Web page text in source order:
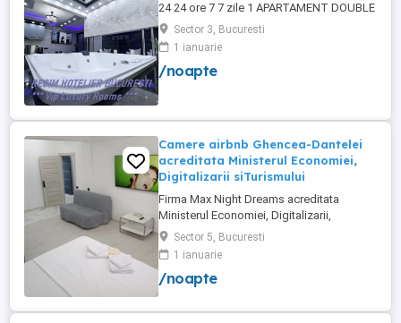
24 24 ore 7 7 zile 1 APARTAMENT DOUBLE
ROOMS de 5 stele Luxoasa cu un desing
unic si deosebit in Sector 3 Bucuresti .
APARTAMENTUL se alfa in Complex
Rezidential Nou . Acces Bariera
Sector 3, Bucuresti
1 ianuarie
/noapte
Camere airbnb Ghencea-Dantelei
acreditata Ministerul Economiei,
Digitalizarii siTurismului
Firma Max Night Dreams acreditata
Ministerul Economiei, Digitalizarii,
Antreprenoriatului si Turismului închiriază
in regim hotelier in zona Drumul Taberei -
Ghencea diferite tipuri de camere Camera
single cu o suprafață totală de 16mp
cu o suprafață totală de ...
Sector 5, Bucuresti
1 ianuarie
/noapte